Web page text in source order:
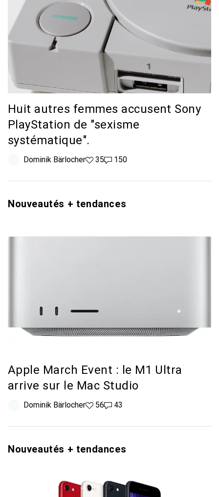
Huit autres femmes accusent Sony
PlayStation de "sexisme
systématique".
Dominik Bärlocher35 likes
35150 commentaires
150
Nouveautés + tendances
Apple March Event : le M1 Ultra
arrive sur le Mac Studio
Dominik Bärlocher56 likes
5643 commentaires
43
Nouveautés + tendances